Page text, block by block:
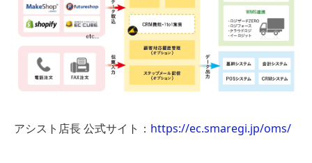
アシスト店長 公式サイト： https://ec.smaregi.jp/oms/